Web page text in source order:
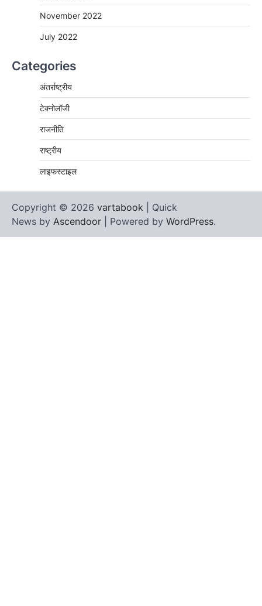
November 2022
July 2022
Categories
अंतर्राष्ट्रीय
टेक्नोलॉजी
राजनीति
राष्ट्रीय
लाइफस्टाइल
Copyright © 2026 vartabook | Quick
News by Ascendoor | Powered by WordPress.